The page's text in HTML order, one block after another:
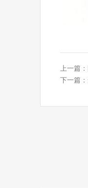
上一篇：
下一篇：